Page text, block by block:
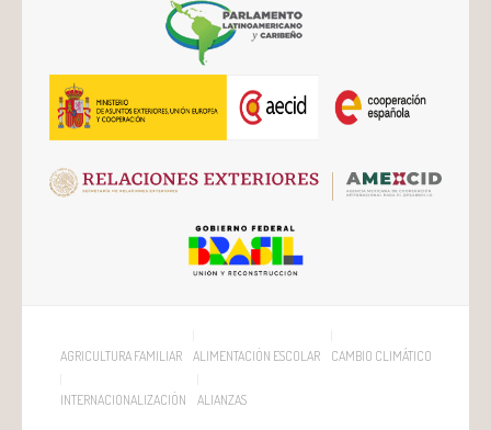
AGRICULTURA FAMILIAR ALIMENTACIÓN ESCOLAR CAMBIO CLIMÁTICO
INTERNACIONALIZACIÓN ALIANZAS